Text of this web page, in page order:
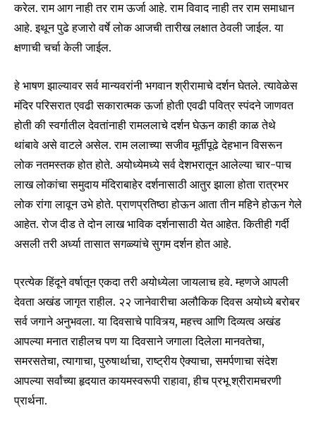
करेल. राम आग नाही तर राम ऊर्जा आहे. राम विवाद नाही तर राम समाधान
आहे. इथून पुढे हजारो वर्षे लोक आजची तारीख लक्षात ठेवली जाईल. या
क्षणाची चर्चा केली जाईल.
हे भाषण झाल्यावर सर्व मान्यवरांनी भगवान श्रीरामाचे दर्शन घेतले. त्यावेळेस
मंदिर परिसरात एवढी सकारात्मक ऊर्जा होती एवढी पवित्र स्पंदने जाणवत
होती की स्वर्गातील देवतांनाही रामललाचे दर्शन घेऊन काही काळ तेथे
थांबावे असे वाटले असेल. राम ललाच्या सजीव मूर्तीपूढे देहभान विसरून
लोक नतमस्तक होत होते. अयोध्येमध्ये सर्व देशभरातून आलेल्या चार-पाच
लाख लोकांचा समुदाय मंदिराबाहेर दर्शनासाठी आतुर झाला होता रात्रभर
लोक रांगा लावून उभे होते. प्राणप्रतिष्ठा होऊन आता तीन महिने होऊन गेले
आहेत. रोज दीड ते दोन लाख भाविक दर्शनासाठी येत आहेत. कितीही गर्दी
असली तरी अर्ध्या तासात सगळ्यांचे सुगम दर्शन होत आहे.
प्रत्येक हिंदूने वर्षातून एकदा तरी अयोध्येला जायलाच हवे. म्हणजे आपली
देवता अखंड जागृत राहील. २२ जानेवारीचा अलौकिक दिवस अयोध्ये बरोबर
सर्व जगाने अनुभवला. या दिवसाचे पावित्र्य, महत्त्व आणि दिव्यत्व अखंड
आपल्या मनात राहीलच पण या दिवसाने जगाला दिलेला मानवतेचा,
समरसतेचा, त्यागाचा, पुरुषार्थाचा, राष्ट्रीय ऐक्याचा, समर्पणाचा संदेश
आपल्या सर्वांच्या हृदयात कायमस्वरूपी राहावा, हीच प्रभू श्रीरामचरणी
प्रार्थना.